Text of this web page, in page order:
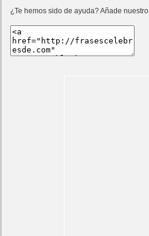
¿Te hemos sido de ayuda? Añade